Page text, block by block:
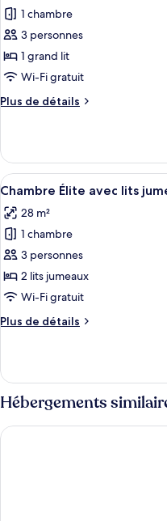
fumeur
non-
photos
pour
ce
type
chambre :
grand
lit
1 chambre
3 personnes
1 grand lit
Wi-Fi gratuit
Plus de détails
Plus
Chambre
Élite,
1
lit
Afficher
toutes
les
photos
pour
ce
type
chambre :
avec
lits
jumeaux,
2
5
Chambre Élite avec lits
28 m²
1 chambre
3 personnes
2 lits jumeaux
Wi-Fi gratuit
Plus de détails
Plus
Chambre
Élite
avec
jumeaux,
Hébergements
ILLUME TAIPEI